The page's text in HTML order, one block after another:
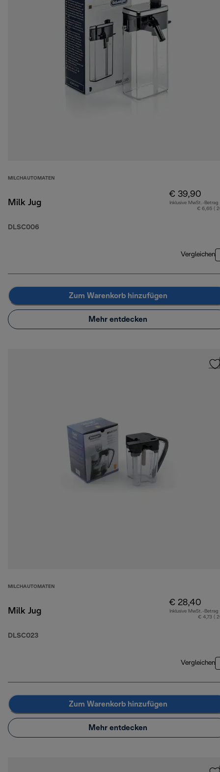
MILCHAUTOMATEN
Milk Jug
DLSC006
€ 39,90
Inklusive MwSt.-Betrag
€ 6,65 (
Vergleichen
Zum Warenkorb hinzufügen
Mehr entdecken
MILCHAUTOMATEN
Milk Jug
DLSC023
€ 28,40
Inklusive MwSt.-Betrag
€ 4,73 (
Vergleichen
Zum Warenkorb hinzufügen
Mehr entdecken